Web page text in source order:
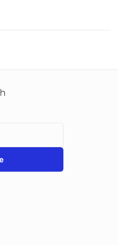
APY
구조 및 성장 가능성